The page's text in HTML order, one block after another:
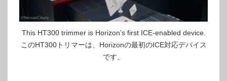
This HT300 trimmer is Horizon’s first ICE-enabled device.
このHT300トリマーは、Horizo​​nの最初のICE対応デバイス
です。